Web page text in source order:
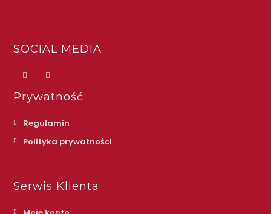
SOCIAL MEDIA
Prywatność
Regulamin
Polityka prywatności
Serwis Klienta